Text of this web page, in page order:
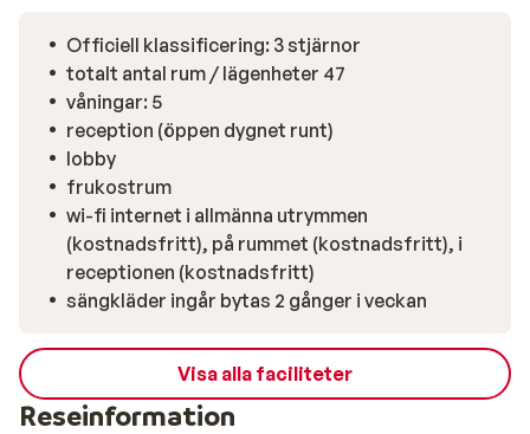
Officiell klassificering: 3 stjärnor
totalt antal rum / lägenheter 47
våningar: 5
reception (öppen dygnet runt)
lobby
frukostrum
wi-fi internet i allmänna utrymmen
(kostnadsfritt), på rummet (kostnadsfritt), i
receptionen (kostnadsfritt)
sängkläder ingår bytas 2 gånger i veckan
Visa alla faciliteter
Reseinformation